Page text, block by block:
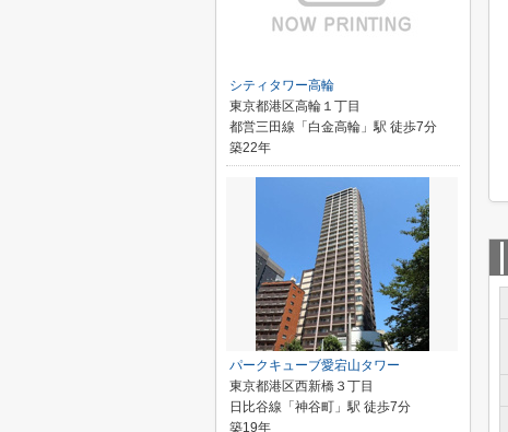
シティタワー高輪
東京都港区高輪１丁目
都営三田線「白金高輪」駅 徒歩7分
築22年
パークキューブ愛宕山タワー
東京都港区西新橋３丁目
日比谷線「神谷町」駅 徒歩7分
築19年